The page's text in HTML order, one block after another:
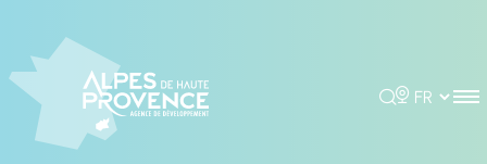
Rechercher
Choisir la